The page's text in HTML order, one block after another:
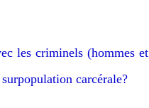
les criminels (hommes et
carcérale?